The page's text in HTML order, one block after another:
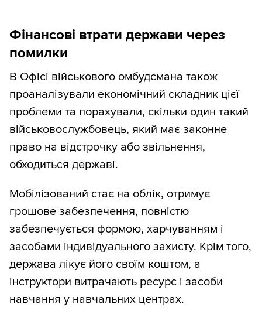
Фінансові втрати держави через
помилки
В Офісі військового омбудсмана також
проаналізували економічний складник цієї
проблеми та порахували, скільки один такий
військовослужбовець, який має законне
право на відстрочку або звільнення,
обходиться державі.
Мобілізований стає на облік, отримує
грошове забезпечення, повністю
забезпечується формою, харчуванням і
засобами індивідуального захисту. Крім того,
держава лікує його своїм коштом, а
інструктори витрачають ресурс і засоби
навчання у навчальних центрах.